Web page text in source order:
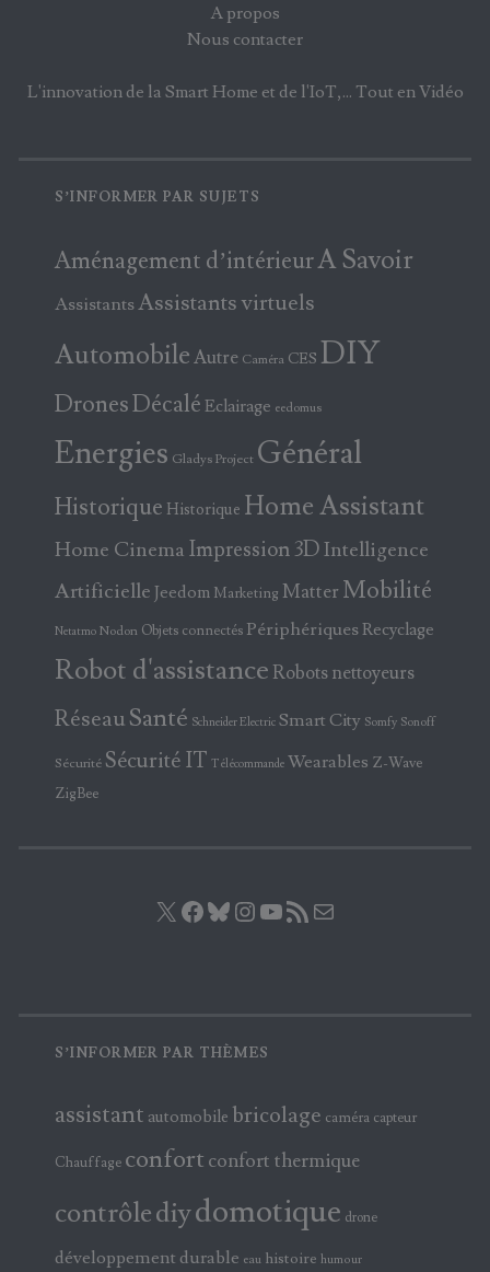
A propos
Nous contacter
L'innovation de la Smart Home et de l'IoT,... Tout en Vidéo
S’INFORMER PAR SUJETS
Aménagement d’intérieurA Savoir
AssistantsAssistants virtuels
AutomobileAutre Caméra CES DIY
DronesDécalé Eclairage eedomus
Energies Gladys Project Général
Historique Historique Home Assistant
Home Cinema Impression 3DIntelligence
Artificielle Jeedom Marketing Matter Mobilité
Netatmo Nodon Objets connectés PériphériquesRecyclage
Robot d'assistance Robots nettoyeurs
RéseauSanté Schneider Electric Smart City Somfy Sonoff
Sécurité Sécurité IT Télécommande Wearables Z-Wave
ZigBee
X Facebook
Bluesky
Instagram
YouTube
Flux RSS
S’INFORMER PAR THÈMES
assistant automobile bricolage caméra capteur
Chauffage confort confort thermique
contrôlediydomotique drone
développement durable eau histoire humour